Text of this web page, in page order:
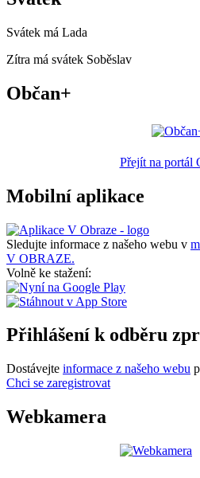
Svátek má Lada
Zítra má svátek Soběslav
Občan+
Přejít na portál
Mobilní aplikace
Sledujte informace z našeho webu v
V OBRAZE.
Volně ke stažení:
Přihlášení k odběru
Dostávejte informace z našeho webu
Chci se zaregistrovat
Webkamera